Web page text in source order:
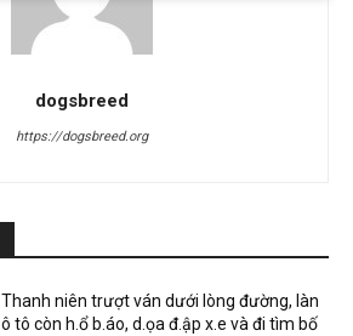
dogsbreed
https://dogsbreed.org
Thanh niên trượt ván dưới lòng đường, làn
ô tô còn h.ổ b.áo, d.ọa đ.ập x.e và đi tìm bố